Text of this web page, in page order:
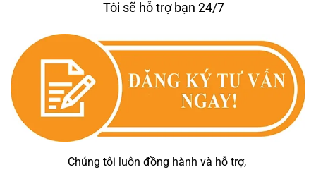
Tôi sẽ hỗ trợ bạn 24/7
Chúng tôi luôn đồng hành và hỗ trợ,